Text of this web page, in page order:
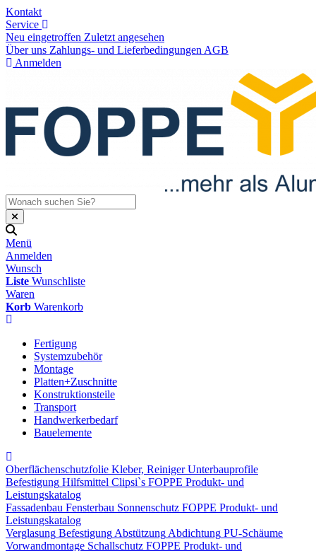
Kontakt
Service
Neu eingetroffen Zuletzt angesehen
Über uns Zahlungs- und Lieferbedingungen AGB
Anmelden
Menü
Anmelden
Wunsch
Liste Wunschliste
Waren
Korb Warenkorb
Fertigung
Systemzubehör
Montage
Platten+Zuschnitte
Konstruktionsteile
Transport
Handwerkerbedarf
Bauelemente
Oberflächenschutzfolie Kleber, Reiniger Unterbauprofile
Befestigung Hilfsmittel Clipsi`s FOPPE Produkt- und
Leistungskatalog
Fassadenbau Fensterbau Sonnenschutz FOPPE Produkt- und
Leistungskatalog
Verglasung Befestigung Abstützung Abdichtung PU-Schäume
Vorwandmontage Schallschutz FOPPE Produkt- und